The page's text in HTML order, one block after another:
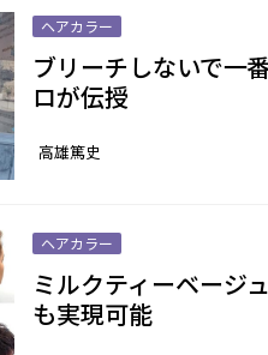
ヘアカラー
ブリーチしないで一
ロが伝授
高雄篤史
ヘアカラー
ミルクティーベージ
も実現可能